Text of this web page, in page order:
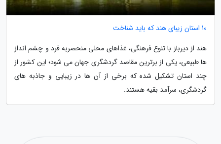
10 استان زیبای هند که باید شناخت
هند از دیرباز با تنوع فرهنگی، غذاهای محلی منحصربه فرد و چشم انداز
ها طبیعی، یکی از برترین مقاصد گردشگری جهان می شود؛ این کشور از
چند استان تشکیل شده که برخی از آن ها در زیبایی و جاذبه های
گردشگری، سرآمد بقیه هستند.